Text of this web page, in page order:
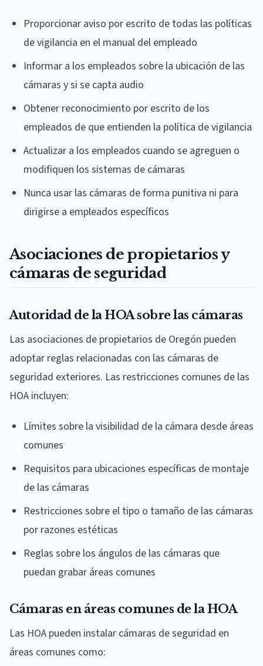
Proporcionar aviso por escrito de todas las políticas
de vigilancia en el manual del empleado
Informar a los empleados sobre la ubicación de las
cámaras y si se capta audio
Obtener reconocimiento por escrito de los
empleados de que entienden la política de vigilancia
Actualizar a los empleados cuando se agreguen o
modifiquen los sistemas de cámaras
Nunca usar las cámaras de forma punitiva ni para
dirigirse a empleados específicos
Asociaciones de propietarios y
cámaras de seguridad
Autoridad de la HOA sobre las cámaras
Las asociaciones de propietarios de Oregón pueden
adoptar reglas relacionadas con las cámaras de
seguridad exteriores. Las restricciones comunes de las
HOA incluyen:
Límites sobre la visibilidad de la cámara desde áreas
comunes
Requisitos para ubicaciones específicas de montaje
de las cámaras
Restricciones sobre el tipo o tamaño de las cámaras
por razones estéticas
Reglas sobre los ángulos de las cámaras que
puedan grabar áreas comunes
Cámaras en áreas comunes de la HOA
Las HOA pueden instalar cámaras de seguridad en
áreas comunes como: